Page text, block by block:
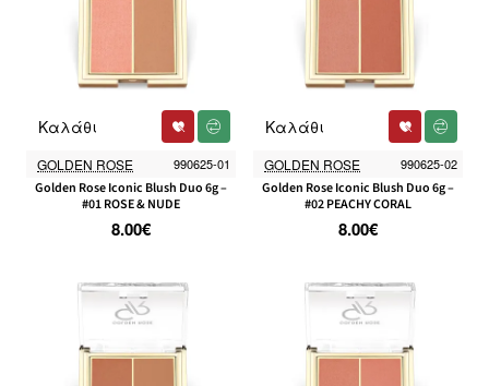
GOLDEN ROSE 990625-01
Golden Rose Iconic Blush Duo 6g –
#01 ROSE & NUDE
8.00€
Καλάθι
GOLDEN ROSE 990625-02
Golden Rose Iconic Blush Duo 6g –
#02 PEACHY CORAL
8.00€
Καλάθι